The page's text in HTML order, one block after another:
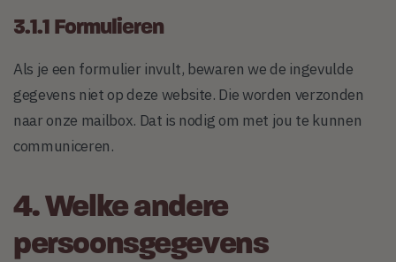
3.1.1 Formulieren
Als je een formulier invult, bewaren we de ingevulde
gegevens niet op deze website. Die worden verzonden
naar onze mailbox. Dat is nodig om met jou te kunnen
communiceren.
4. Welke andere
persoonsgegevens